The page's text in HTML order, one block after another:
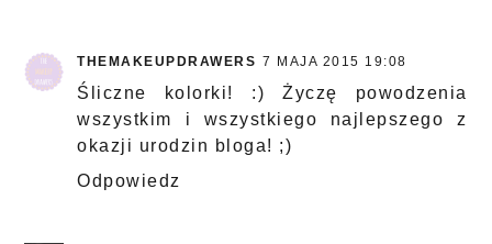
THEMAKEUPDRAWERS 7 MAJA 2015 19:08
Śliczne kolorki! :) Życzę powodzenia
wszystkim i wszystkiego najlepszego z
okazji urodzin bloga! ;)
Odpowiedz